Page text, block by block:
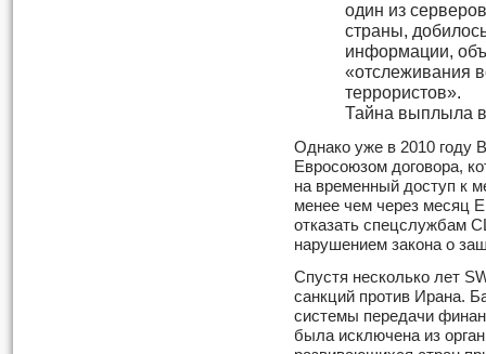
один из
страны,
информации,
«отслеживания
террористов».
Тайна выплыла в
Однако уже в 2010 году
Евросоюзом договора,
на временный доступ к
менее чем через месяц
отказать спецслужбам
нарушением закона о
Спустя несколько лет
санкций против Ирана.
системы передачи
была исключена из